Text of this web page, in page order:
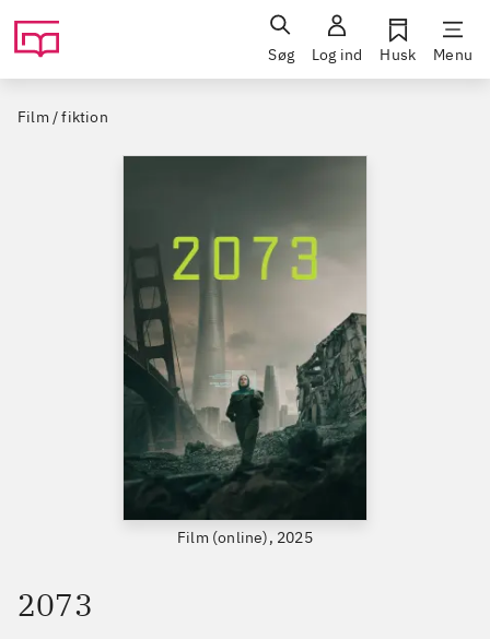
Søg Log ind Husk Menu
Film / fiktion
Film (online), 2025
2073